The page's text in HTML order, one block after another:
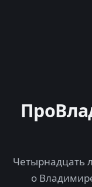
Четырнадцать
о